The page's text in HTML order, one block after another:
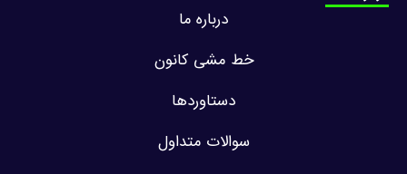
درباره ما
خط مشی کانون
دستاوردها
سوالات متداول